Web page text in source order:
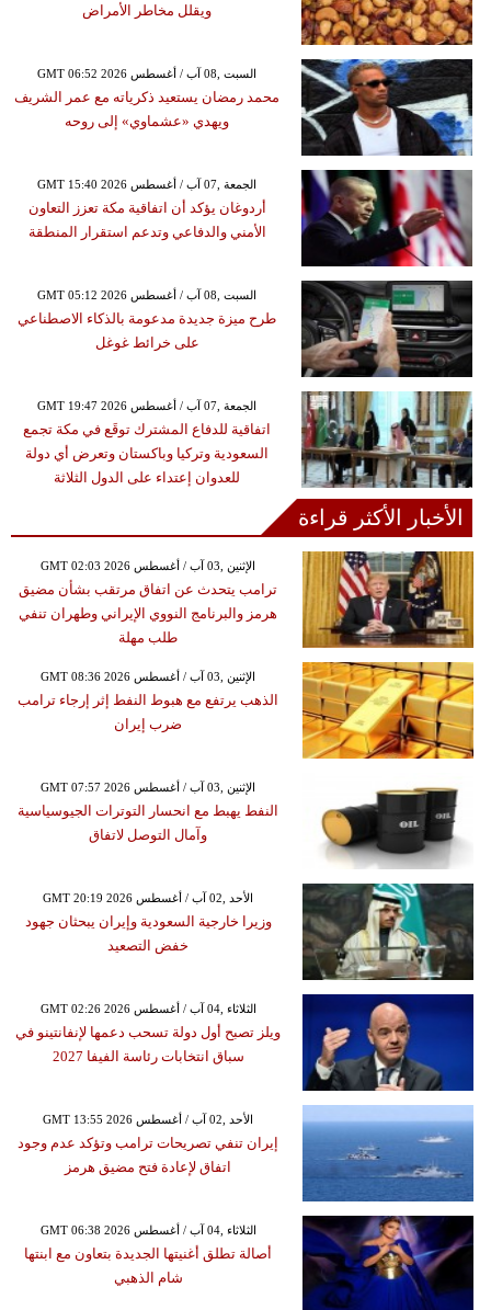
ويقلل مخاطر الأمراض
GMT 06:52 2026 السبت ,08 آب / أغسطس
محمد رمضان يستعيد ذكرياته مع عمر الشريف
ويهدي «عشماوي» إلى روحه
GMT 15:40 2026 الجمعة ,07 آب / أغسطس
أردوغان يؤكد أن اتفاقية مكة تعزز التعاون
الأمني والدفاعي وتدعم استقرار المنطقة
GMT 05:12 2026 السبت ,08 آب / أغسطس
طرح ميزة جديدة مدعومة بالذكاء الاصطناعي
على خرائط غوغل
GMT 19:47 2026 الجمعة ,07 آب / أغسطس
اتفاقية للدفاع المشترك توقَع في مكة تجمع
السعودية وتركيا وباكستان وتعرض أي دولة
للعدوان إعتداء على الدول الثلاثة
الأخبار الأكثر قراءة
GMT 02:03 2026 الإثنين ,03 آب / أغسطس
ترامب يتحدث عن اتفاق مرتقب بشأن مضيق
هرمز والبرنامج النووي الإيراني وطهران تنفي
طلب مهلة
GMT 08:36 2026 الإثنين ,03 آب / أغسطس
الذهب يرتفع مع هبوط النفط إثر إرجاء ترامب
ضرب إيران
GMT 07:57 2026 الإثنين ,03 آب / أغسطس
النفط يهبط مع انحسار التوترات الجيوسياسية
وآمال التوصل لاتفاق
GMT 20:19 2026 الأحد ,02 آب / أغسطس
وزيرا خارجية السعودية وإيران يبحثان جهود
خفض التصعيد
GMT 02:26 2026 الثلاثاء ,04 آب / أغسطس
ويلز تصبح أول دولة تسحب دعمها لإنفانتينو في
سباق انتخابات رئاسة الفيفا 2027
GMT 13:55 2026 الأحد ,02 آب / أغسطس
إيران تنفي تصريحات ترامب وتؤكد عدم وجود
اتفاق لإعادة فتح مضيق هرمز
GMT 06:38 2026 الثلاثاء ,04 آب / أغسطس
أصالة تطلق أغنيتها الجديدة بتعاون مع ابنتها
شام الذهبي